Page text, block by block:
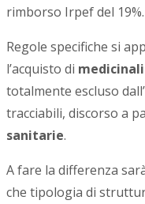
rimborso Irpef del 19%.
Regole specifiche si
l’acquisto di
totalmente escluso
tracciabili, discorso a
sanitarie.
A fare la differenza
che tipologia di